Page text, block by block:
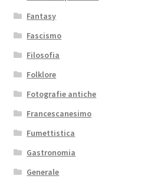
Fantasy
Fascismo
Filosofia
Folklore
Fotografie antiche
Francescanesimo
Fumettistica
Gastronomia
Generale